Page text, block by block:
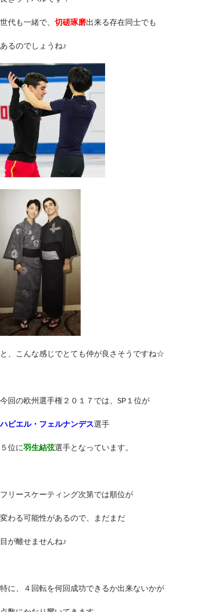
世代も一緒で、 切磋琢磨出来る存在同士でも
あるのでしょうね♪
と、こんな感じでとても仲が良さそうですね☆
今回の欧州選手権２０１７では、SP１位が
ハビエル・フェルナンデス選手
５位に羽生結弦選手となっています。
フリースケーティング次第では順位が
変わる可能性があるので、まだまだ
目が離せませんね♪
特に、４回転を何回成功できるか出来ないかが